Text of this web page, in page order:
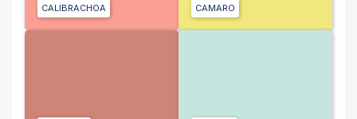
CALIBRACHOA CAMARO